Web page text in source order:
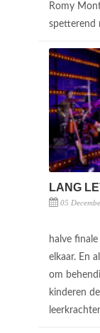
Romy
spetterend
LANG
05
halve
elkaar. En
om
kinderen